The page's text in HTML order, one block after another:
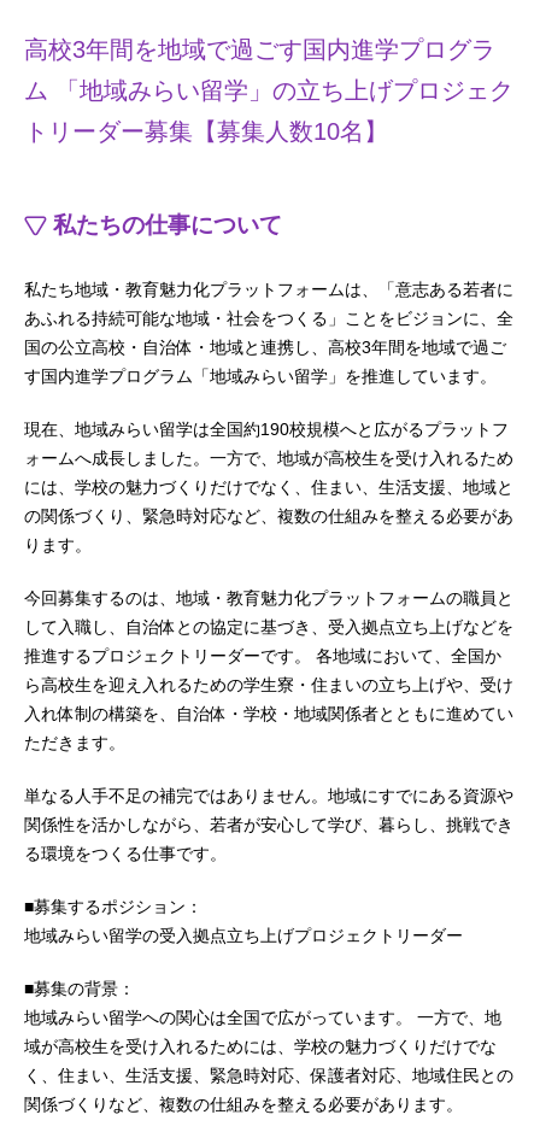
高校3年間を地域で過ごす国内進学プログラ
ム 「地域みらい留学」の立ち上げプロジェク
トリーダー募集【募集人数10名】
私たちの仕事について
私たち地域・教育魅力化プラットフォームは、「意志ある若者に
あふれる持続可能な地域・社会をつくる」ことをビジョンに、全
国の公立高校・自治体・地域と連携し、高校3年間を地域で過ご
す国内進学プログラム「地域みらい留学」を推進しています。
現在、地域みらい留学は全国約190校規模へと広がるプラットフ
ォームへ成長しました。一方で、地域が高校生を受け入れるため
には、学校の魅力づくりだけでなく、住まい、生活支援、地域と
の関係づくり、緊急時対応など、複数の仕組みを整える必要があ
ります。
今回募集するのは、地域・教育魅力化プラットフォームの職員と
して入職し、自治体との協定に基づき、受入拠点立ち上げなどを
推進するプロジェクトリーダーです。 各地域において、全国か
ら高校生を迎え入れるための学生寮・住まいの立ち上げや、受け
入れ体制の構築を、自治体・学校・地域関係者とともに進めてい
ただきます。
単なる人手不足の補完ではありません。地域にすでにある資源や
関係性を活かしながら、若者が安心して学び、暮らし、挑戦でき
る環境をつくる仕事です。
■募集するポジション：
地域みらい留学の受入拠点立ち上げプロジェクトリーダー
■募集の背景：
地域みらい留学への関心は全国で広がっています。 一方で、地
域が高校生を受け入れるためには、学校の魅力づくりだけでな
く、住まい、生活支援、緊急時対応、保護者対応、地域住民との
関係づくりなど、複数の仕組みを整える必要があります。